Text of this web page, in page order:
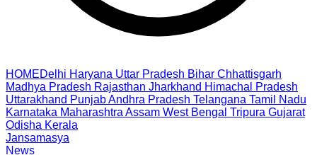
HOMEDelhi Haryana Uttar Pradesh Bihar Chhattisgarh
Madhya Pradesh Rajasthan Jharkhand Himachal Pradesh
Uttarakhand PunjabAndhra Pradesh Telangana Tamil Nadu
Karnataka Maharashtra Assam West Bengal Tripura Gujarat
Odisha Kerala
Jansamasya
News